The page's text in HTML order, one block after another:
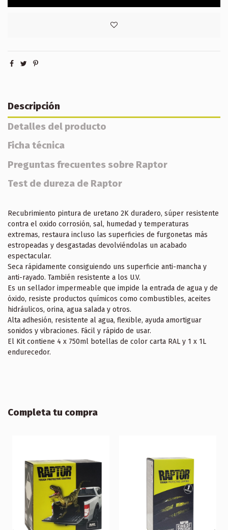
Descripción
Detalles del producto
Ficha técnica
Preguntas frecuentes sobre Raptor
Test de dureza de Raptor
Recubrimiento pintura de uretano 2K duradero, súper resistente
contra el oxido corrosión, sal, humedad y temperaturas
extremas, restaura incluso las superficies de furgonetas más
estropeadas y desgastadas devolviéndolas un acabado
espectacular.
Seca rápidamente consiguiendo uns superficie anti-mancha y
anti-rayado. También resistente a los U.V.
Es un sellador impermeable que impide la entrada de agua y de
óxido, resiste productos químicos como combustibles, aceites
hidráulicos, orina, agua salada y otros.
Alta adhesión, resistente al agua, flexible, ayuda amortiguar
sonidos y vibraciones. Fácil y rápido de usar.
El Kit contiene 4 x 750ml botellas de color carta RAL y 1 x 1L
endurecedor.
Completa tu compra